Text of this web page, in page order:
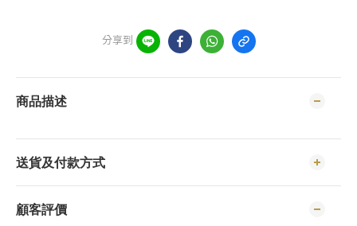
分享到
商品描述
送貨及付款方式
顧客評價